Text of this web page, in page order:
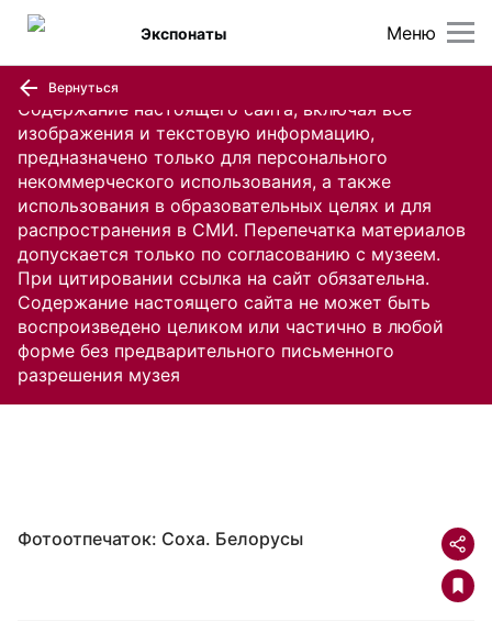
Содержание настоящего сайта, включая все
изображения и текстовую информацию,
предназначено только для персонального
некоммерческого использования, а также
использования в образовательных целях и для
распространения в СМИ. Перепечатка материалов
допускается только по согласованию с музеем.
При цитировании ссылка на сайт обязательна.
Содержание настоящего сайта не может быть
воспроизведено целиком или частично в любой
форме без предварительного письменного
разрешения музея
Меню
Экспонаты
Вернуться
Фотоотпечаток: Соха. Белорусы